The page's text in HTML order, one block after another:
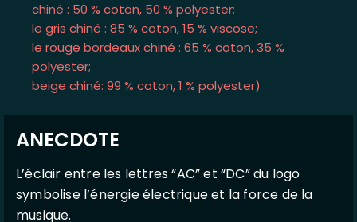
chiné : 50 % coton, 50 % polyester;
le gris chiné : 85 % coton, 15 % viscose;
le rouge bordeaux chiné : 65 % coton, 35 %
polyester;
beige chiné: 99 % coton, 1 % polyester)
ANECDOTE
L’éclair entre les lettres “AC” et “DC” du logo
symbolise l’énergie électrique et la force de la
musique.